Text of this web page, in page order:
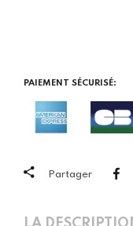
PAIEMENT SÉCURISÉ:
Partager